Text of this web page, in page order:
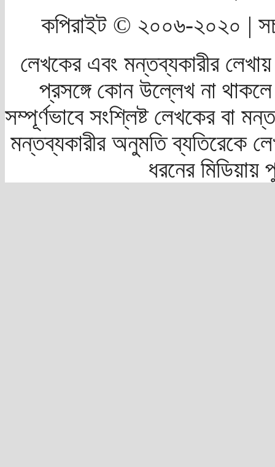
কপিরাইট © ২০০৬-২০২০ |
লেখকের এবং মন্তব্যকারীর
প্রসঙ্গে কোন উল্লেখ না
সম্পূর্ণভাবে সংশ্লিষ্ট লেখকের বা
মন্তব্যকারীর অনুমতি ব্যতিরেকে
ধরনের মিডিয়ায়